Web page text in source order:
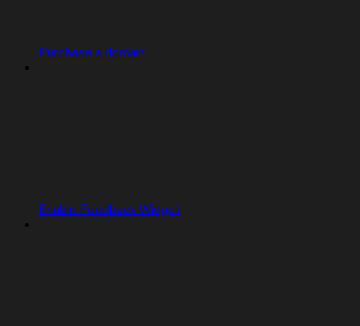
Purchase a domain
Enable Feedback Widget